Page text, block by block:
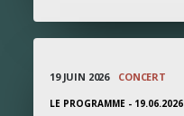
19 JUIN 2026 CONCERT
LE PROGRAMME - 19.06.2026